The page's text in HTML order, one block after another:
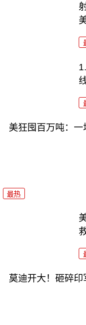
美狂囤百万吨：
最热
莫迪开大！砸碎